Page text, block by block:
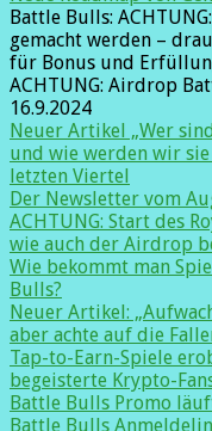
Battle Bulls:
gemacht werden –
für Bonus und
ACHTUNG: Airdrop
16.9.2024
Neuer Artikel „Wer
und wie werden wir
letzten Viertel
Der Newsletter vom
ACHTUNG: Start des
wie auch der Airdrop
Wie bekommt man
Bulls?
Neuer Artikel:
aber achte auf die
Tap-to-Earn-Spiele
begeisterte Krypto-
Battle Bulls Promo
Battle Bulls